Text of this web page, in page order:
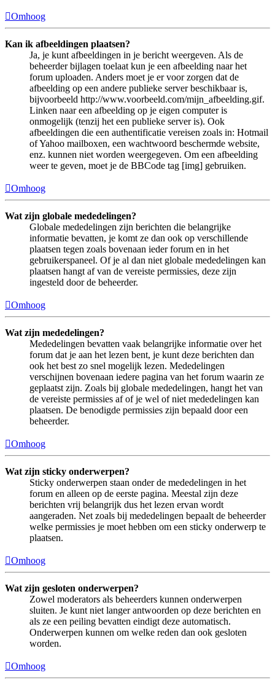
Omhoog
Kan ik afbeeldingen plaatsen?
Ja, je kunt afbeeldingen in je bericht weergeven. Als de
beheerder bijlagen toelaat kun je een afbeelding naar het
forum uploaden. Anders moet je er voor zorgen dat de
afbeelding op een andere publieke server beschikbaar is,
bijvoorbeeld http://www.voorbeeld.com/mijn_afbeelding.gif.
Linken naar een afbeelding op je eigen computer is
onmogelijk (tenzij het een publieke server is). Ook
afbeeldingen die een authentificatie vereisen zoals in: Hotmail
of Yahoo mailboxen, een wachtwoord beschermde website,
enz. kunnen niet worden weergegeven. Om een afbeelding
weer te geven, moet je de BBCode tag [img] gebruiken.
Omhoog
Wat zijn globale mededelingen?
Globale mededelingen zijn berichten die belangrijke
informatie bevatten, je komt ze dan ook op verschillende
plaatsen tegen zoals bovenaan ieder forum en in het
gebruikerspaneel. Of je al dan niet globale mededelingen kan
plaatsen hangt af van de vereiste permissies, deze zijn
ingesteld door de beheerder.
Omhoog
Wat zijn mededelingen?
Mededelingen bevatten vaak belangrijke informatie over het
forum dat je aan het lezen bent, je kunt deze berichten dan
ook het best zo snel mogelijk lezen. Mededelingen
verschijnen bovenaan iedere pagina van het forum waarin ze
geplaatst zijn. Zoals bij globale mededelingen, hangt het van
de vereiste permissies af of je wel of niet mededelingen kan
plaatsen. De benodigde permissies zijn bepaald door een
beheerder.
Omhoog
Wat zijn sticky onderwerpen?
Sticky onderwerpen staan onder de mededelingen in het
forum en alleen op de eerste pagina. Meestal zijn deze
berichten vrij belangrijk dus het lezen ervan wordt
aangeraden. Net zoals bij mededelingen bepaalt de beheerder
welke permissies je moet hebben om een sticky onderwerp te
plaatsen.
Omhoog
Wat zijn gesloten onderwerpen?
Zowel moderators als beheerders kunnen onderwerpen
sluiten. Je kunt niet langer antwoorden op deze berichten en
als ze een peiling bevatten eindigt deze automatisch.
Onderwerpen kunnen om welke reden dan ook gesloten
worden.
Omhoog